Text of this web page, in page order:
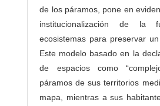
de los páramos, pone en
institucionalización de la
ecosistemas para preservar
Este modelo basado en la
de espacios como
páramos de sus territorios
mapa, mientras a sus